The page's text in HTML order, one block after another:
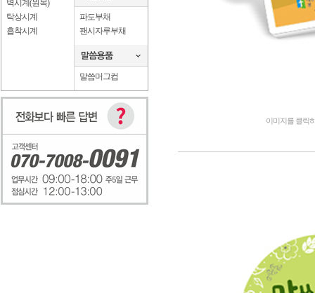
벽시계(원목)
탁상시계
흡착시계
파도부채
팬시자루부채
말씀머그컵
이미지를 클릭